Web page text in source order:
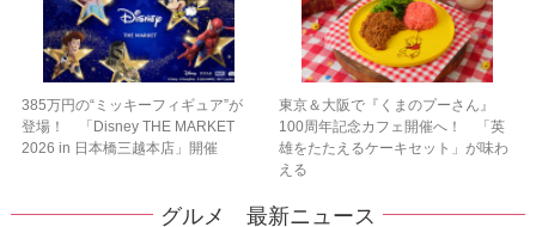
385万円の“ミッキーフィギュア”が
登場！ 「Disney THE MARKET
2026 in 日本橋三越本店」開催
東京＆大阪で『くまのプーさん』
100周年記念カフェ開催へ！ 「英
雄をたたえるケーキセット」が味わ
える
グルメ 最新ニュース